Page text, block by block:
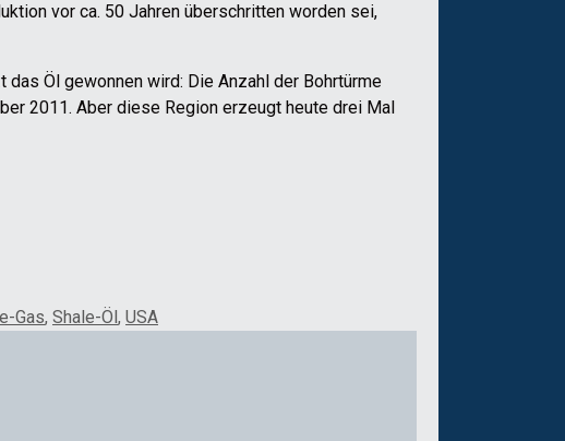
vor ca. 50 Jahren überschritten worden sei,
Öl gewonnen wird: Die Anzahl der Bohrtürme
2011. Aber diese Region erzeugt heute drei Mal
Gas, Shale-Öl , USA